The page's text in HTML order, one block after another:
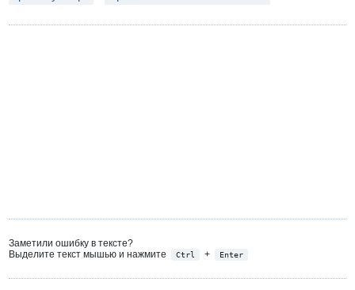
Заметили ошибку в тексте?
Выделите текст мышью и нажмите
Ctrl + Enter